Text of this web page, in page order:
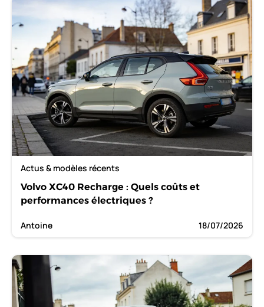
Actus & modèles récents
Volvo XC40 Recharge : Quels coûts et
performances électriques ?
Antoine 18/07/2026